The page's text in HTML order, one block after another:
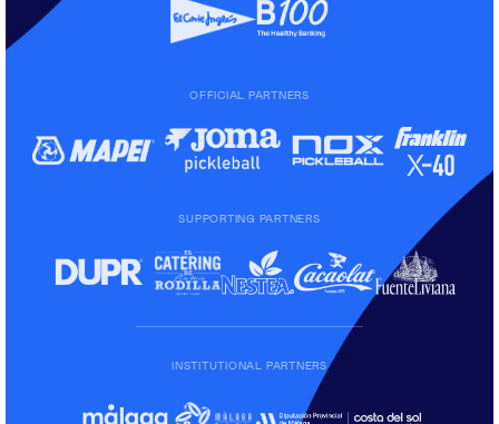
OFFICIAL PARTNERS
SUPPORTING PARTNERS
INSTITUTIONAL PARTNERS